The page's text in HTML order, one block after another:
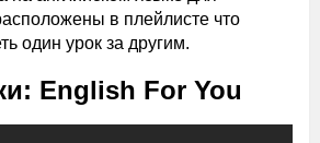
в плейлисте что
один урок за другим.
English For You